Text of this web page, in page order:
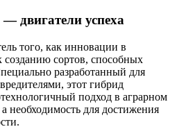
двигатели успеха
того, как инновации в
созданию сортов, способных
разработанный для
этот гибрид
подход в аграрном
необходимость для достижения